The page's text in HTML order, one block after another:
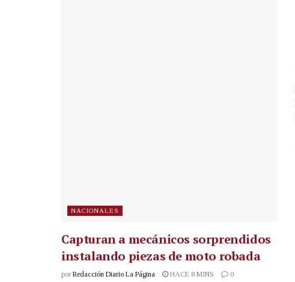
NACIONALES
Capturan a mecánicos sorprendidos
instalando piezas de moto robada
por Redacción Diario La Página HACE 8 MINS 0